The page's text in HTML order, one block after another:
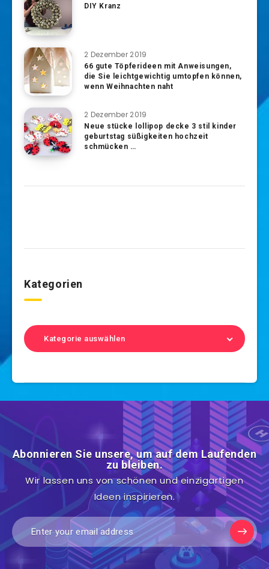
DIY Kranz
2 Dezember 2019
66 gute Töpferideen mit Anweisungen,
die Sie leichtgewichtig umtopfen können,
wenn Weihnachten naht
2 Dezember 2019
Neue stücke lollipop decke 3 stil kinder
geburtstag süßigkeiten hochzeit
schmücken …
Kategorien
Kategorie auswählen
Abonnieren Sie unsere, um auf dem Laufenden
zu bleiben.
Wir lassen uns von schönen und einzigartigen
Ideen inspirieren.